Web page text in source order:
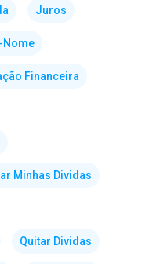
Juros
Nome
Financeira
Minhas Dividas
Quitar Dividas